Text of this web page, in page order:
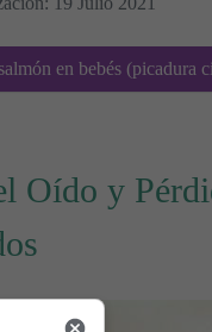
en bebés (picadura
Oído y